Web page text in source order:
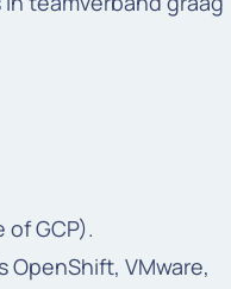
GCP).
VMware,